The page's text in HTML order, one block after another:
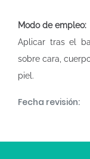
Modo de empleo:
Aplicar tras el
sobre cara,
piel.
Fecha revisión: